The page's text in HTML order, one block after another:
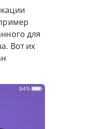
для
Вот их